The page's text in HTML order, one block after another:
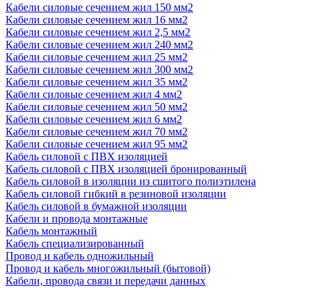
Кабели силовые сечением жил 150 мм2
Кабели силовые сечением жил 16 мм2
Кабели силовые сечением жил 2,5 мм2
Кабели силовые сечением жил 240 мм2
Кабели силовые сечением жил 25 мм2
Кабели силовые сечением жил 300 мм2
Кабели силовые сечением жил 35 мм2
Кабели силовые сечением жил 4 мм2
Кабели силовые сечением жил 50 мм2
Кабели силовые сечением жил 6 мм2
Кабели силовые сечением жил 70 мм2
Кабели силовые сечением жил 95 мм2
Кабель силовой с ПВХ изоляцией
Кабель силовой с ПВХ изоляцией бронированный
Кабель силовой в изоляции из сшитого полиэтилена
Кабель силовой гибкий в резиновой изоляции
Кабель силовой в бумажной изоляции
Кабели и провода монтажные
Кабель монтажный
Кабель специализированный
Провод и кабель одножильный
Провод и кабель многожильный (бытовой)
Кабели, провода связи и передачи данных